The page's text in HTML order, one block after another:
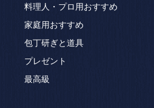
料理人・プロ用おすすめ
家庭用おすすめ
包丁研ぎと道具
プレゼント
最高級